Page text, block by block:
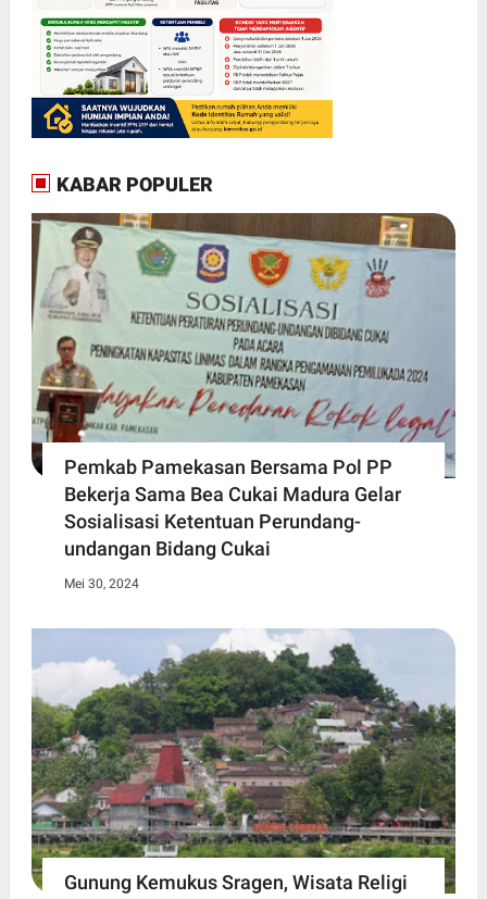
KABAR POPULER
Pemkab Pamekasan Bersama Pol PP
Bekerja Sama Bea Cukai Madura Gelar
Sosialisasi Ketentuan Perundang-
undangan Bidang Cukai
Mei 30, 2024
Gunung Kemukus Sragen, Wisata Religi